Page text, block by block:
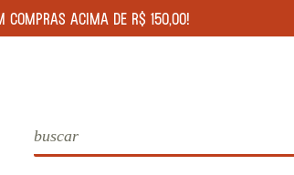
COMPRAS ACIMA DE R$ 150,00!